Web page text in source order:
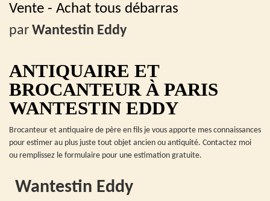
Vente - Achat tous débarras
par Wantestin Eddy
ANTIQUAIRE ET
BROCANTEUR À PARIS
WANTESTIN EDDY
Brocanteur et antiquaire de père en fils je vous apporte mes connaissances
pour estimer au plus juste tout objet ancien ou antiquité. Contactez moi
ou remplissez le formulaire pour une estimation gratuite.
Wantestin Eddy